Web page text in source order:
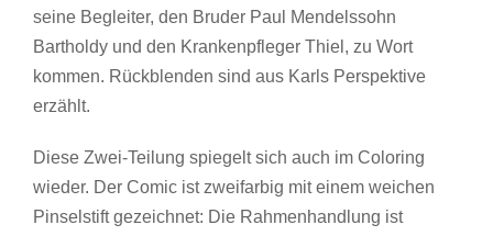
seine Begleiter, den Bruder Paul Mendelssohn
Bartholdy und den Krankenpfleger Thiel, zu Wort
kommen. Rückblenden sind aus Karls Perspektive
erzählt.
Diese Zwei-Teilung spiegelt sich auch im Coloring
wieder. Der Comic ist zweifarbig mit einem weichen
Pinselstift gezeichnet: Die Rahmenhandlung ist